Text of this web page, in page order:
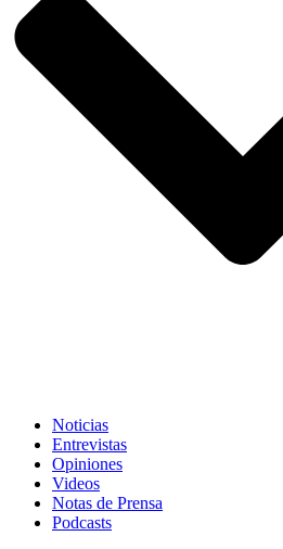
Noticias
Entrevistas
Opiniones
Videos
Notas de Prensa
Podcasts